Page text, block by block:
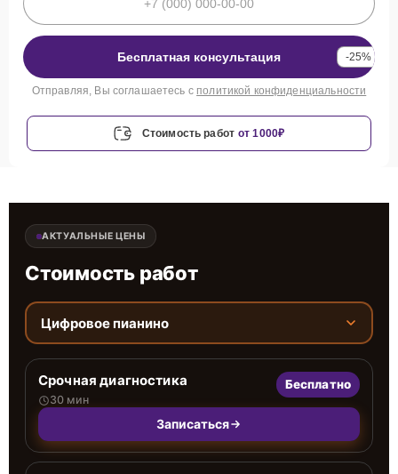
Бесплатная консультация -25%
Отправляя, Вы соглашаетесь с политикой конфиденциальности
Стоимость работ от 1000₽
АКТУАЛЬНЫЕ ЦЕНЫ
Стоимость работ
Цифровое пианино
Срочная диагностика
30 мин
Бесплатно
Записаться